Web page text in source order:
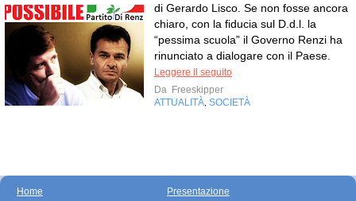
di Gerardo Lisco. Se non fosse ancora
chiaro, con la fiducia sul D.d.l. la
“pessima scuola” il Governo Renzi ha
rinunciato a dialogare con il Paese.
Leggere il seguito
Da Freeskipper
ATTUALITÀ SOCIETÀ
Home
Presentazione